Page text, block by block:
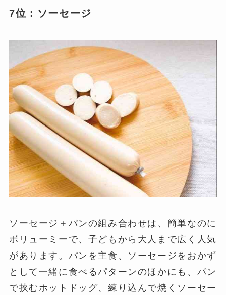
7位：ソーセージ
ソーセージ＋パンの組み合わせは、簡単なのに
ボリューミーで、子どもから大人まで広く人気
があります。パンを主食、ソーセージをおかず
として一緒に食べるパターンのほかにも、パン
で挟むホットドッグ、練り込んで焼くソーセー